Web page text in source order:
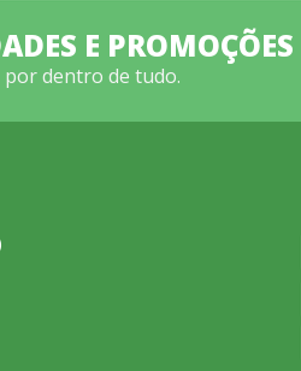
E PROMOÇÕES
dentro de tudo.